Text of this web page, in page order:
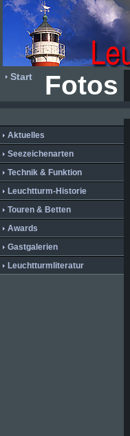
Start Fotos
Aktuelles
Seezeichenarten
Technik & Funktion
Leuchtturm-Historie
Touren & Betten
Awards
Gastgalerien
Leuchtturmliteratur